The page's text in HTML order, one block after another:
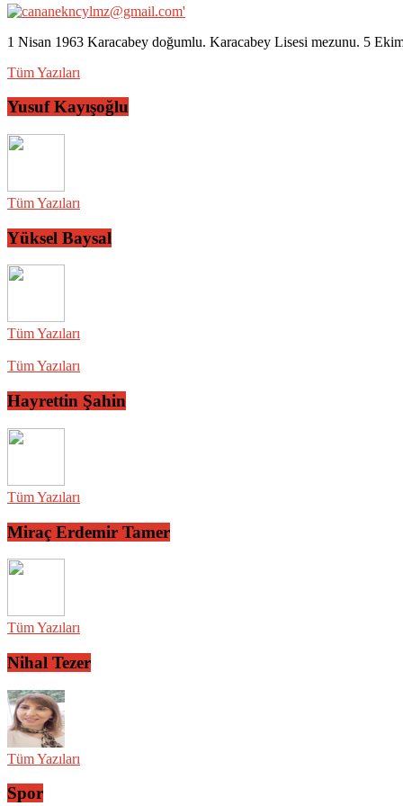
1 Nisan 1963 Karacabey doğumlu. Karacabey Lisesi mezunu. 5
Tüm Yazıları
Yusuf Kayışoğlu
Tüm Yazıları
Yüksel Baysal
Tüm Yazıları
Tüm Yazıları
Hayrettin Şahin
Tüm Yazıları
Miraç Erdemir Tamer
Tüm Yazıları
Nihal Tezer
Tüm Yazıları
Spor